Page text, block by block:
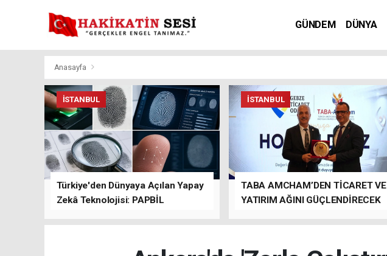
GÜNDEM DÜNYA
Anasayfa
İSTANBUL
Türkiye'den Dünyaya Açılan Yapay
Zekâ Teknolojisi: PAPBİL
İSTANBUL
TABA AMCHAM’DEN TİCARET VE
YATIRIM AĞINI GÜÇLENDİRECEK